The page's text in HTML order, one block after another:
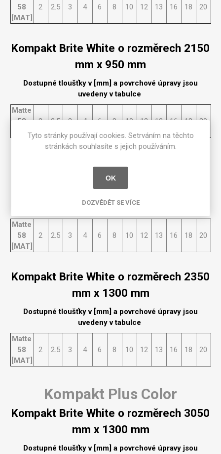
58
[MAT]
2 2.5 3 4 6 8 10 12 13 16 18 20
Kompakt Brite White o rozměrech 2150
mm x 950 mm
Dostupné tloušťky v [mm] a povrchové úpravy jsou
uvedeny v tabulce
Matte
58
[MAT]
2 2.5 3 4 6 8 10 12 13 16 18 20
mm x 950 mm
Dostupné tloušťky v [mm] a povrchové úpravy jsou
Matte
58
[MAT]
2 2.5 3 4 6 8 10 12 13 16 18 20
Kompakt Brite White o rozměrech 2350
mm x 1300 mm
Dostupné tloušťky v [mm] a povrchové úpravy jsou
uvedeny v tabulce
Matte
58
[MAT]
2 2.5 3 4 6 8 10 12 13 16 18 20
Kompakt Plus Color
Kompakt Brite White o rozměrech 3050
mm x 1300 mm
Dostupné tloušťky v [mm] a povrchové úpravy jsou
Tyto stránky používají cookies. Setrváním na těchto
stránkách souhlasíte s jejich používáním.
OK
DOZVĚDĚT SE VÍCE